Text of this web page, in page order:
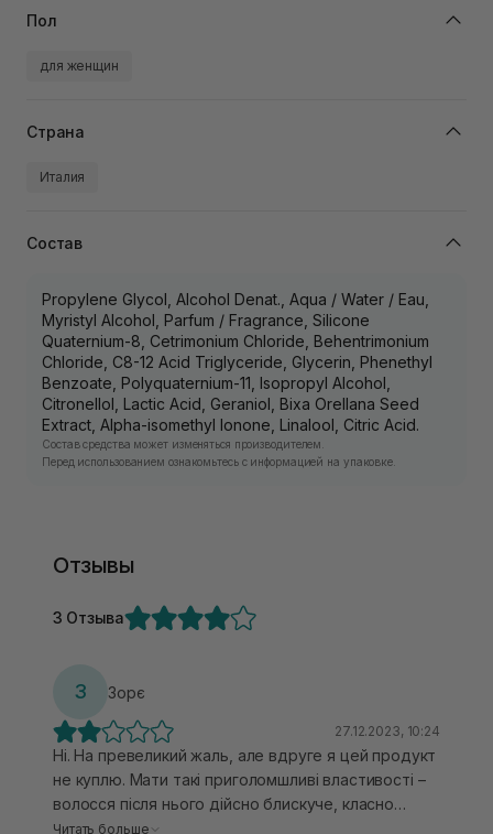
Пол
для женщин
Страна
Италия
Состав
Propylene Glycol, Alcohol Denat., Aqua / Water / Eau,
Myristyl Alcohol, Parfum / Fragrance, Silicone
Quaternium-8, Cetrimonium Chloride, Behentrimonium
Chloride, C8-12 Acid Triglyceride, Glycerin, Phenethyl
Benzoate, Polyquaternium-11, Isopropyl Alcohol,
Citronellol, Lactic Acid, Geraniol, Bixa Orellana Seed
Extract, Alpha-isomethyl Ionone, Linalool, Citric Acid.
Состав средства может изменяться производителем.
Перед использованием ознакомьтесь с информацией на упаковке.
Отзывы
3 Отзыва
З Зорє
27.12.2023, 10:24
Ні. На превеликий жаль, але вдруге я цей продукт
не куплю. Мати такі приголомшливі властивості –
волосся після нього дійсно блискуче, класно
вкладається та стає м’якеньким. Але аромат? Він
Читать больше